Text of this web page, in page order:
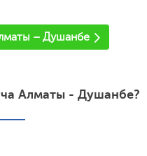
– Душанбе
Алматы - Душанбе?